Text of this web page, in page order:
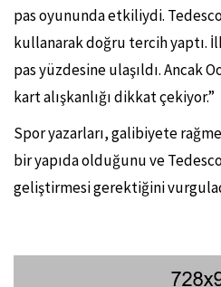
pas oyununda etkiliydi.
kullanarak doğru tercih yaptı.
pas yüzdesine ulaşıldı. Ancak
kart alışkanlığı dikkat çekiyor.”
Spor yazarları, galibiyete
bir yapıda olduğunu ve
geliştirmesi gerektiğini